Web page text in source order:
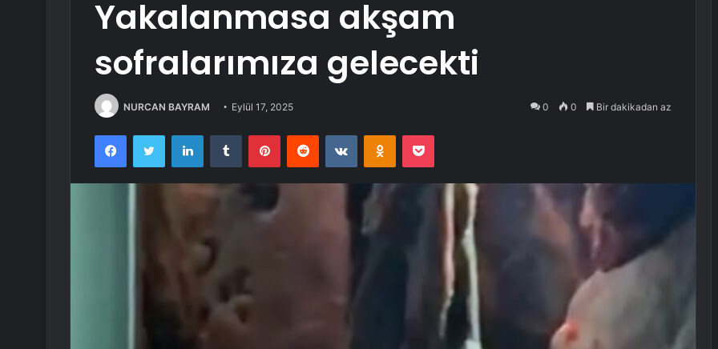
Yakalanmasa akşam
sofralarımıza gelecekti
NURCAN BAYRAM Eylül 17, 2025 0 0 Bir dakikadan az
FacebookTwitter LinkedInTumblr PinterestReddit VKontakteOdnoklassniki
Pocket